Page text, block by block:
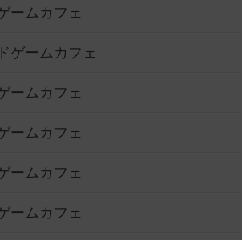
ームカフェ
ゲームカフェ
ームカフェ
ームカフェ
ームカフェ
ームカフェ